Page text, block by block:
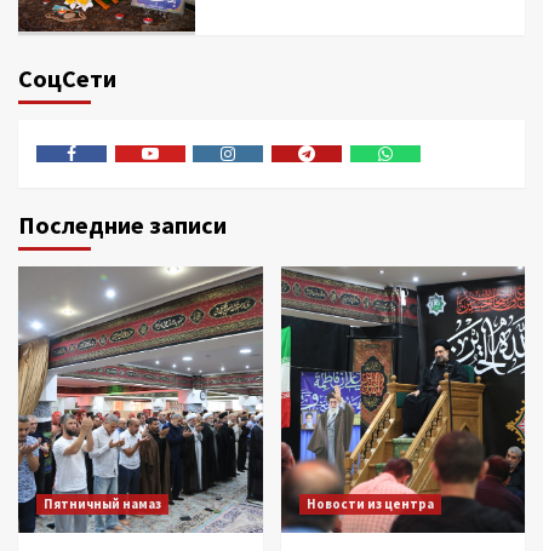
СоцСети
Последние записи
Пятничный намаз Новости из центра